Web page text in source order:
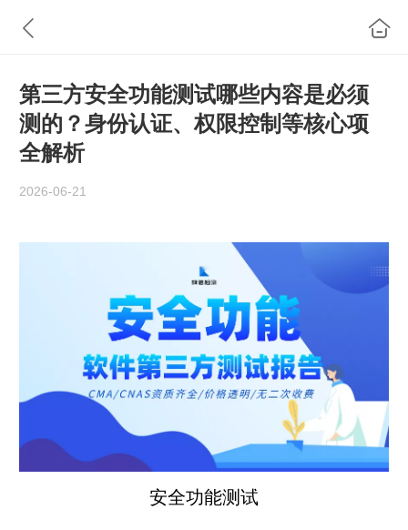
第三方安全功能测试哪些内容是必须
测的？身份认证、权限控制等核心项
全解析
2026-06-21
安全功能测试